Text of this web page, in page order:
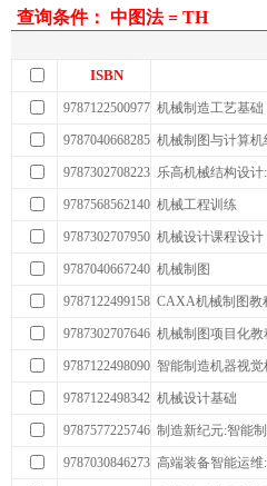
查询条件： 中图法 = TH
ISBN
9787122500977 机械制造工艺基础
9787040668285 机械制图与计算
9787302708223 乐高机械结构设计
9787568562140 机械工程训练
9787302707950 机械设计课程设计
9787040667240 机械制图
9787122499158 CAXA机械制图教
9787302707646 机械制图项目化教
9787122498090 智能制造机器视觉
9787122498342 机械设计基础
9787577225746 制造新纪元:智能
9787030846273 高端装备智能运